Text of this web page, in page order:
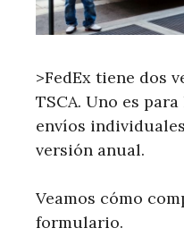
>FedEx tiene dos
TSCA. Uno es
envíos
versión anual.
Veamos cómo
formulario.